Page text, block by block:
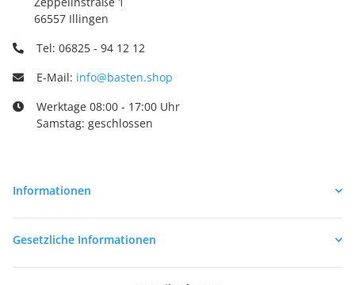
66557 Illingen
Tel: 06825 - 94 12 12
E-Mail: info@basten.shop
Werktage 08:00 - 17:00 Uhr
Samstag: geschlossen
Informationen
Gesetzliche Informationen